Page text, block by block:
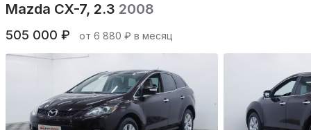
Mazda CX-7, 2.3 2008
505 000 ₽ от 6 880 ₽ в месяц